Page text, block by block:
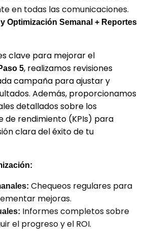
en todas las comunicaciones.
Optimización Semanal + Reportes
clave para mejorar el
5, realizamos revisiones
campaña para ajustar y
Además, proporcionamos
detallados sobre los
de rendimiento (KPIs) para
clara del éxito de tu
Chequeos regulares para
mejoras.
Informes completos sobre
el progreso y el ROI.